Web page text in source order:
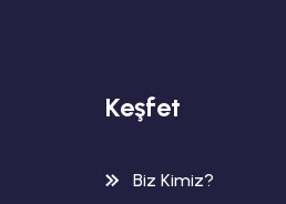
Keşfet
Biz Kimiz?